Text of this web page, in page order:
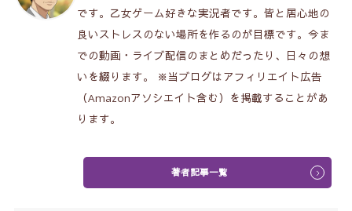
です。乙女ゲーム好きな実況者です。皆と居心地の
良いストレスのない場所を作るのが目標です。今ま
での動画・ライブ配信のまとめだったり、日々の想
いを綴ります。 ※当ブログはアフィリエイト広告
（Amazonアソシエイト含む）を掲載することがあ
ります。
著者記事一覧